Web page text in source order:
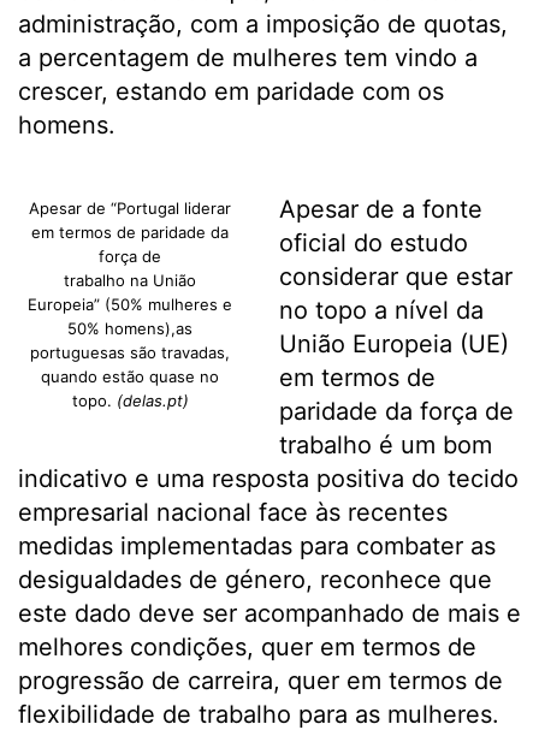
administração, com a imposição de quotas,
a percentagem de mulheres tem vindo a
crescer, estando em paridade com os
homens.
Apesar de “Portugal liderar
em termos de paridade da
força de
trabalho na União
Europeia” (50% mulheres e
50% homens),as
portuguesas são travadas,
quando estão quase no
topo. (delas.pt)
Apesar de a fonte
oficial do estudo
considerar que estar
no topo a nível da
União Europeia (UE)
em termos de
paridade da força de
trabalho é um bom
indicativo e uma resposta positiva do tecido
empresarial nacional face às recentes
medidas implementadas para combater as
desigualdades de género, reconhece que
este dado deve ser acompanhado de mais e
melhores condições, quer em termos de
progressão de carreira, quer em termos de
flexibilidade de trabalho para as mulheres.